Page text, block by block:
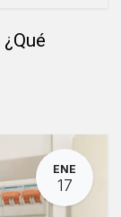
ENE
17